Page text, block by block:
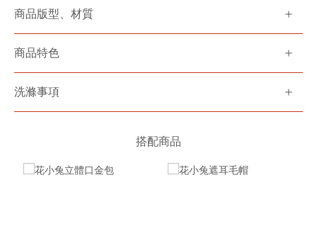
商品版型、材質
商品特色
洗滌事項
搭配商品